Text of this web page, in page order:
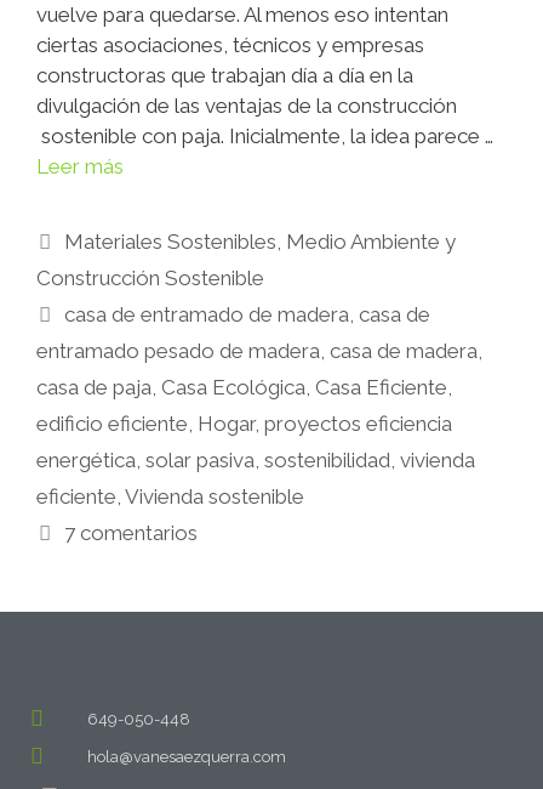
vuelve para quedarse. Al menos eso intentan
ciertas asociaciones, técnicos y empresas
constructoras que trabajan día a día en la
divulgación de las ventajas de la construcción
sostenible con paja. Inicialmente, la idea parece …
Leer más
Materiales Sostenibles Medio Ambiente y
Construcción Sostenible
casa de entramado de madera ,casa de
entramado pesado de madera casa de madera
casa de paja Casa Ecológica Casa Eficiente
edificio eficiente Hogar, proyectos eficiencia
energética solar pasiva sostenibilidad vivienda
eficiente Vivienda sostenible
7 comentarios
649-050-448
hola@vanesaezquerra.com